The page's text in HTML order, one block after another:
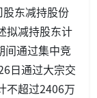
东减持股份
拟减持股东计
间通过集中竞
日通过大宗交
不超过2406万